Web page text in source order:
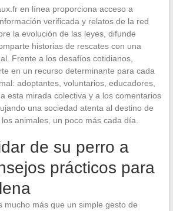
en línea proporciona acceso a
verificada y relatos de la red
la evolución de las leyes, difunde
historias de rescates con una
Frente a los desafíos cotidianos,
en un recurso determinante para cada
adoptantes, voluntarios, educadores,
esta mirada colectiva y a los comentarios
una sociedad atenta al destino de
animales, un poco más cada día.
de su perro a
prácticos para
mucho más que un simple gesto de